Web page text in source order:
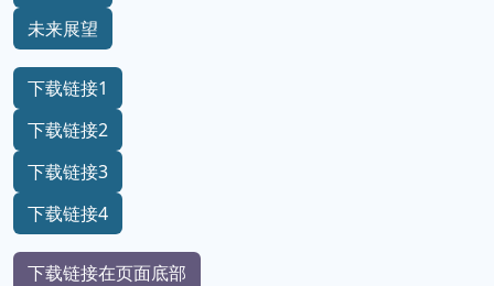
未来展望
下载链接1
下载链接2
下载链接3
下载链接4
下载链接在页面底部